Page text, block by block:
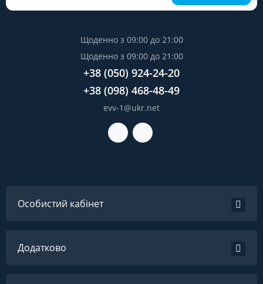
Щоденно з 09:00 до 21:00
Щоденно з 09:00 до 21:00
+38 (050) 924-24-20
+38 (098) 468-48-49
evv-1@ukr.net
Особистий кабінет
Додатково